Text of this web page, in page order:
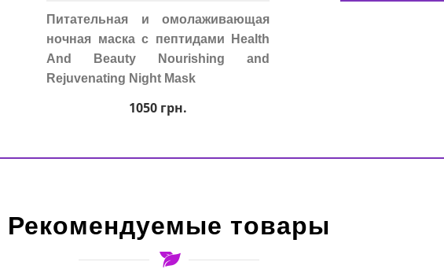
Питательная и омолаживающая
ночная маска с пептидами Health
And Beauty Nourishing and
Rejuvenating Night Mask
1050 грн.
Рекомендуемые товары